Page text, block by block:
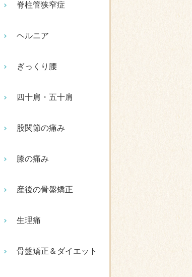
脊柱管狭窄症
ヘルニア
ぎっくり腰
四十肩・五十肩
股関節の痛み
膝の痛み
産後の骨盤矯正
生理痛
骨盤矯正＆ダイエット